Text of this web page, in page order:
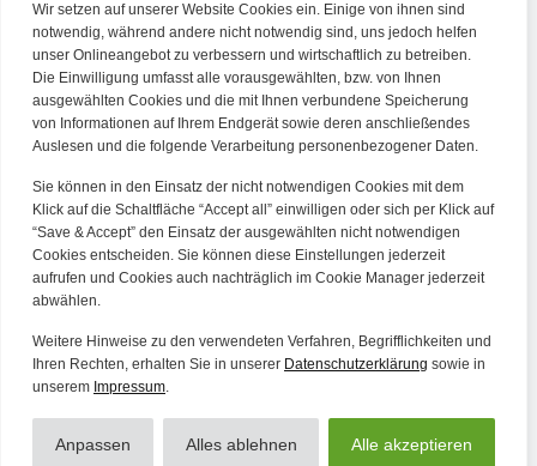
Wir setzen auf unserer Website Cookies ein. Einige von ihnen sind
notwendig, während andere nicht notwendig sind, uns jedoch helfen
unser Onlineangebot zu verbessern und wirtschaftlich zu betreiben.
Die Einwilligung umfasst alle vorausgewählten, bzw. von Ihnen
ausgewählten Cookies und die mit Ihnen verbundene Speicherung
von Informationen auf Ihrem Endgerät sowie deren anschließendes
Auslesen und die folgende Verarbeitung personenbezogener Daten.
Sie können in den Einsatz der nicht notwendigen Cookies mit dem
Klick auf die Schaltfläche “Accept all” einwilligen oder sich per Klick auf
“Save & Accept” den Einsatz der ausgewählten nicht notwendigen
Cookies entscheiden. Sie können diese Einstellungen jederzeit
aufrufen und Cookies auch nachträglich im Cookie Manager jederzeit
abwählen.
Weitere Hinweise zu den verwendeten Verfahren, Begrifflichkeiten und
Ihren Rechten, erhalten Sie in unserer Datenschutzerklärung sowie in
unserem Impressum.
Anpassen Alles ablehnen Alle akzeptieren
Alle Artikel
Kontakt
Tel. Zentrale: +49 (69) 27273681
E-Mail: kontakt@forwerts.com
FFM – Friedensstraße 11
60311 Frankfurt am Main
→ Anfahrtsplan Frankfurt
HN – Gymnasiumstraße 35
74072 Heilbronn
→ Anfahrtsplan Heilbronn
Datenschutzerklärung
Impressum